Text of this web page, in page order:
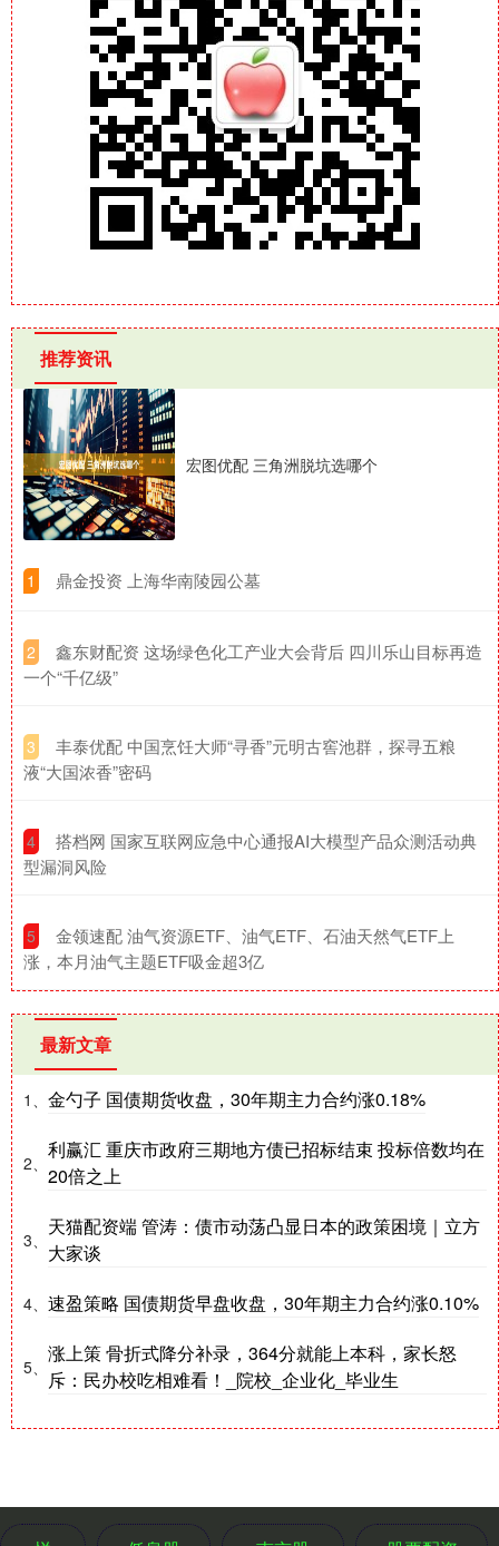
推荐资讯
宏图优配 三角洲脱坑选哪个
1 ​鼎金投资 上海华南陵园公墓
2
​鑫东财配资 这场绿色化工产业大会背后 四川乐山目标再造
一个“千亿级”
3
​丰泰优配 中国烹饪大师“寻香”元明古窖池群，探寻五粮
液“大国浓香”密码
4
​搭档网 国家互联网应急中心通报AI大模型产品众测活动典
型漏洞风险
5
​金领速配 油气资源ETF、油气ETF、石油天然气ETF上
涨，本月油气主题ETF吸金超3亿
最新文章
1、 金勺子 国债期货收盘，30年期主力合约涨0.18%
2、
利赢汇 重庆市政府三期地方债已招标结束 投标倍数均在
20倍之上
3、
天猫配资端 管涛：债市动荡凸显日本的政策困境｜立方
大家谈
4、 速盈策略 国债期货早盘收盘，30年期主力合约涨0.10%
5、
涨上策 骨折式降分补录，364分就能上本科，家长怒
斥：民办校吃相难看！_院校_企业化_毕业生